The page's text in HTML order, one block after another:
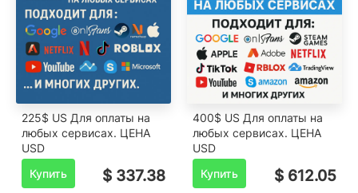
225$ US Для оплаты на
любых сервисах. ЦЕНА
USD
Купить
$ 337.38
400$ US Для оплаты на
любых сервисах. ЦЕНА
USD
Купить
$ 612.05